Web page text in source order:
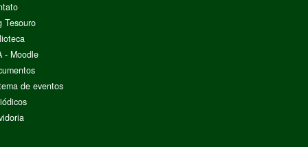
Tesouro
- Moodle
de eventos